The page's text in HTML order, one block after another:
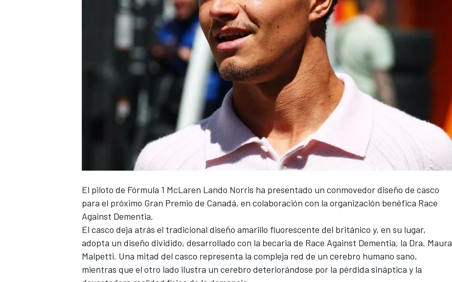
NASCAR CUP
FÓRMULA E
El piloto de Fórmula 1 McLaren Lando Norris ha presentado un conmovedor diseño de casco
para el próximo Gran Premio de Canadá, en colaboración con la organización benéfica Race
Against Dementia.
El casco deja atrás el tradicional diseño amarillo fluorescente del británico y, en su lugar,
adopta un diseño dividido, desarrollado con la becaria de Race Against Dementia, la Dra. Maura
Malpetti. Una mitad del casco representa la compleja red de un cerebro humano sano,
mientras que el otro lado ilustra un cerebro deteriorándose por la pérdida sináptica y la